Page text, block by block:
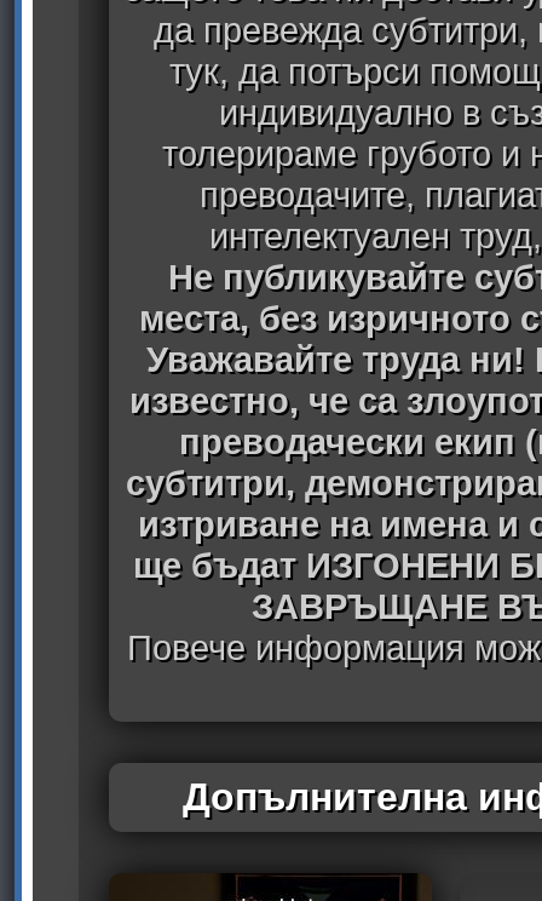
да превежда
тук, да потърси
индивидуално в
толерираме грубото
преводачите,
интелектуален
Не публикувайте
места, без изричното
Уважавайте труда ни!
известно, че са
преводачески екип
субтитри,
изтриване на имена
ще бъдат ИЗГОНЕНИ
ЗАВРЪЩАНЕ
Повече информация
Допълнителна